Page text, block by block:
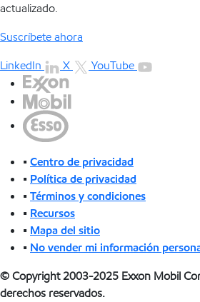
actualizado.
Suscríbete ahora
LinkedIn
X YouTube
•Centro de privacidad
• Política de privacidad
•Términos y condiciones
• Recursos
• Mapa del sitio
• No vender mi información
© Copyright 2003-2025 Exxon Mobil
derechos reservados.